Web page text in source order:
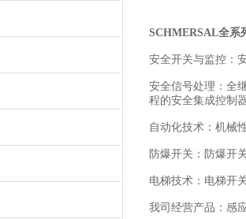
SCHMERSAL全系
安全开关与监控：
安全信号处理：全
程的安全集成控制
自动化技术：机械
防爆开关：防爆开
电梯技术：电梯开
我司经营产品：感